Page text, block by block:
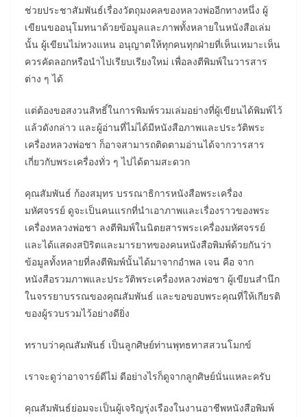
ช่วยประชาสัมพันธ์เรื่องวัตถุมงคลของหลวงพ่ออีกทางหนึ่ง ผู้
เขียนขออนุโมทนาด้วยข้อมูลและภาพทั้งหลายในหนังสือเล่ม
นั้น ผู้เขียนไม่หวงแหน อนุญาตให้ทุกคนทุกฝ่ายที่เห็นเหมาะเห็น
ควรคัดลอกหรือนำไปเรียบเรียงใหม่ เพื่อลงตีพิมพ์ในวารสาร
ต่าง ๆ ได้
แต่ต้องขอสงวนสิทธิ์ในการพิมพ์รวมเล่มอย่างที่ผู้เขียนได้พิมพ์ไว้
แล้วดังกล่าว และผู้อ่านที่ไม่ได้มีหนังสือภาพและประวัติพระ
เครื่องหลวงพ่อชา ก็อาจสามารถติดตามอ่านได้จากวารสาร
เกี่ยวกับพระเครื่องทั่ว ๆ ไปได้ตามสะดวก
คุณสัมพันธ์ ก้องสมุทร บรรณาธิการหนังสือพระเครื่อง
มหัศจรรย์ ดูจะเป็นคนแรกที่นำเอาภาพและเรื่องราวของพระ
เครื่องหลวงพ่อชา ลงตีพิมพ์ในนิตยสารพระเครื่องมหัศจรรย์
และได้แสดงสปิริตและมารยาทของคนหนังสือพิมพ์ด้วยกันว่า
ข้อมูลทั้งหลายที่ลงตีพิมพ์นั้นได้มาจากอำพล เจน คือ จาก
หนังสือรวมภาพและประวัติพระเครื่องหลวงพ่อชา ผู้เขียนสำนึก
ในจรรยาบรรณของคุณสัมพันธ์ และขอขอบพระคุณที่ให้เกียรติ
ของผู้รวบรวมไว้อย่างดียิ่ง
ทราบว่าคุณสัมพันธ์ เป็นลูกศิษย์ท่านพุทธทาสสวนโมกข์
เราจะดูว่าอาจารย์ดีไม่ ดีอย่างไรก็ดูจากลูกศิษย์นั่นแหละครับ
คุณสัมพันธ์ย่อมจะเป็นผู้เจริญรุ่งเรืองในงานอาชีพหนังสือพิมพ์